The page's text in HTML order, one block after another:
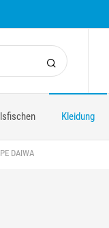
Kleidung
DAIWA